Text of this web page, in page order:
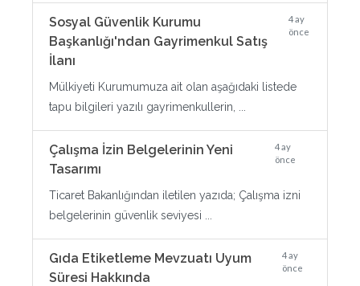
Sosyal Güvenlik Kurumu
Başkanlığı'ndan Gayrimenkul Satış
İlanı
4 ay
önce
Mülkiyeti Kurumumuza ait olan aşağıdaki listede
tapu bilgileri yazılı gayrimenkullerin, ...
Çalışma İzin Belgelerinin Yeni
Tasarımı
4 ay
önce
Ticaret Bakanlığından iletilen yazıda; Çalışma izni
belgelerinin güvenlik seviyesi ...
Gıda Etiketleme Mevzuatı Uyum
Süresi Hakkında
4 ay
önce